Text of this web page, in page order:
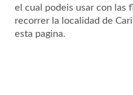
el cual podeis usar con las
recorrer la localidad de
esta pagina.